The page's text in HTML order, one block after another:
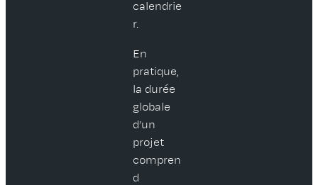
calendrie
r.
En
pratique,
la durée
globale
d’un
projet
compren
d